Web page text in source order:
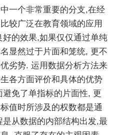
个非常重要的分支,在经
较广泛在教育领域的应用
的效果,如果仅仅通过单纯
显然过于片面和笼统, 更不
劣势. 运用数据分析方法来
各方面评价和具体的优势
免了单指标的片面性, 更
值时所涉及的权数都是通
从数据的内部结构出发,最